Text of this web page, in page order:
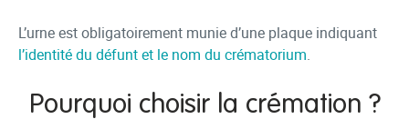
L’urne est obligatoirement munie d’une plaque indiquant
l’identité du défunt et le nom du crématorium.
Pourquoi choisir la crémation ?